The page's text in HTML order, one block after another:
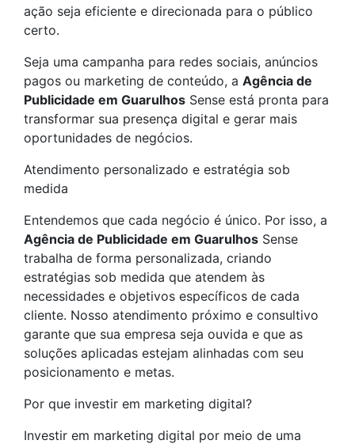
ação seja eficiente e direcionada para o público
certo.
Seja uma campanha para redes sociais, anúncios
pagos ou marketing de conteúdo, a Agência de
Publicidade em Guarulhos Sense está pronta para
transformar sua presença digital e gerar mais
oportunidades de negócios.
Atendimento personalizado e estratégia sob
medida
Entendemos que cada negócio é único. Por isso, a
Agência de Publicidade em Guarulhos Sense
trabalha de forma personalizada, criando
estratégias sob medida que atendem às
necessidades e objetivos específicos de cada
cliente. Nosso atendimento próximo e consultivo
garante que sua empresa seja ouvida e que as
soluções aplicadas estejam alinhadas com seu
posicionamento e metas.
Por que investir em marketing digital?
Investir em marketing digital por meio de uma